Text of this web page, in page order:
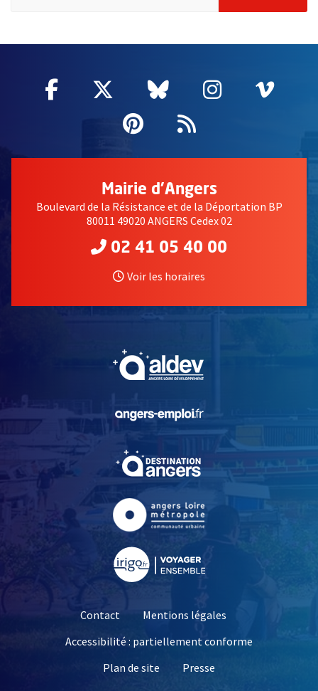
Facebook
, Ouvre une nouvelle fenêtre
Twitter
, Ouvre une nouvelle
Bluesky
, Ouvre une
Instagram
, Ouvre
,
Pinterest
, Ouvre une
Flux RSS
Mairie d'Angers
Boulevard de la Résistance et de la Déportation BP
80011 49020 ANGERS Cedex 02
02 41 05 40 00
Voir les horaires
, Ouvre une nouvelle
, Ouvre une nouvelle
Contact
Mentions légales
Accessibilité : partiellement conforme
Plan de site
Presse